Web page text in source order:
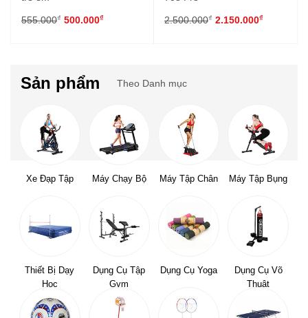
555.000₫ 500.000₫ 2.500.000₫ 2.150.000₫
Sản phẩm Theo Danh mục
Xe Đạp Tập Máy Chạy Bộ Máy Tập Chân Máy Tập Bụng
Thiết Bị Dạy
Học
Dụng Cụ Tập
Gym
Dụng Cụ Yoga
Dụng Cụ Võ
Thuật